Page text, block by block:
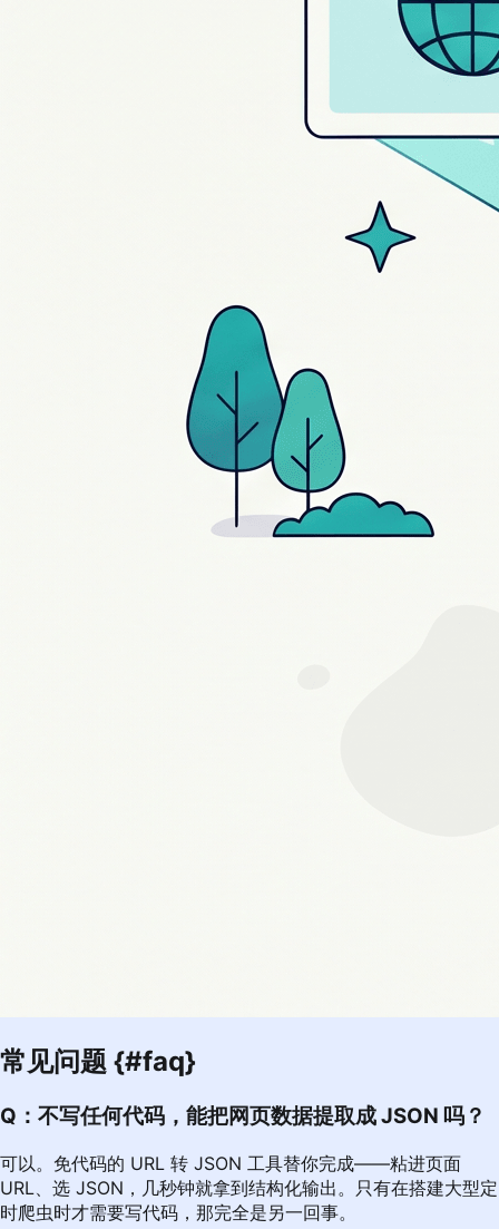
常见问题 {#faq}
Q：不写任何代码，能把网页数据提取成 JSON 吗？
可以。免代码的 URL 转 JSON 工具替你完成——粘进页面
URL、选 JSON，几秒钟就拿到结构化输出。只有在搭建大型定
时爬虫时才需要写代码，那完全是另一回事。